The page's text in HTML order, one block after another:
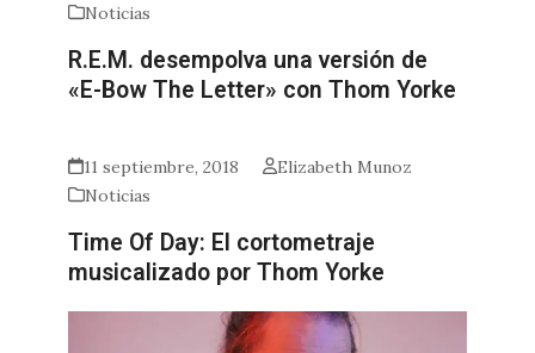
Noticias
R.E.M. desempolva una versión de
«E-Bow The Letter» con Thom Yorke
11 septiembre, 2018
Elizabeth Munoz
Noticias
Time Of Day: El cortometraje
musicalizado por Thom Yorke